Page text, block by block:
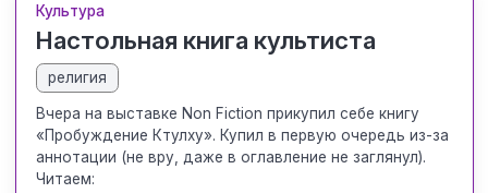
Культура
Настольная книга культиста
религия
Вчера на выставке Non Fiction прикупил себе книгу
«Пробуждение Ктулху». Купил в первую очередь из-за
аннотации (не вру, даже в оглавление не заглянул).
Читаем: